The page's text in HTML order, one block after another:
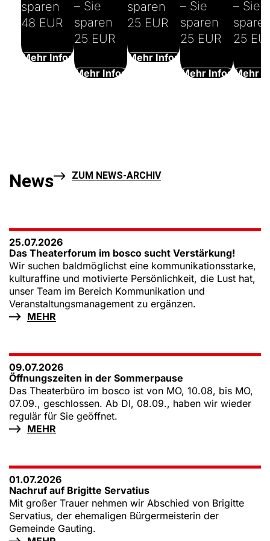
sparen
48 EUR
Mehr Infos
– Sie
sparen
25 EUR
Mehr Infos
sparen
25 EUR
Mehr Infos
– Sie
sparen
25 EUR
Mehr Infos
– Sie
25
Mehr
News ZUM NEWS-ARCHIV
25.07.2026
Das Theaterforum im bosco sucht Verstärkung!
Wir suchen baldmöglichst eine kommunikationsstarke,
kulturaffine und motivierte Persönlichkeit, die Lust hat,
unser Team im Bereich Kommunikation und
Veranstaltungsmanagement zu ergänzen.
MEHR
09.07.2026
Öffnungszeiten in der Sommerpause
Das Theaterbüro im bosco ist von MO, 10.08, bis MO,
07.09., geschlossen. Ab DI, 08.09., haben wir wieder
regulär für Sie geöffnet.
MEHR
01.07.2026
Nachruf auf Brigitte Servatius
Mit großer Trauer nehmen wir Abschied von Brigitte
Servatius, der ehemaligen Bürgermeisterin der
Gemeinde Gauting.